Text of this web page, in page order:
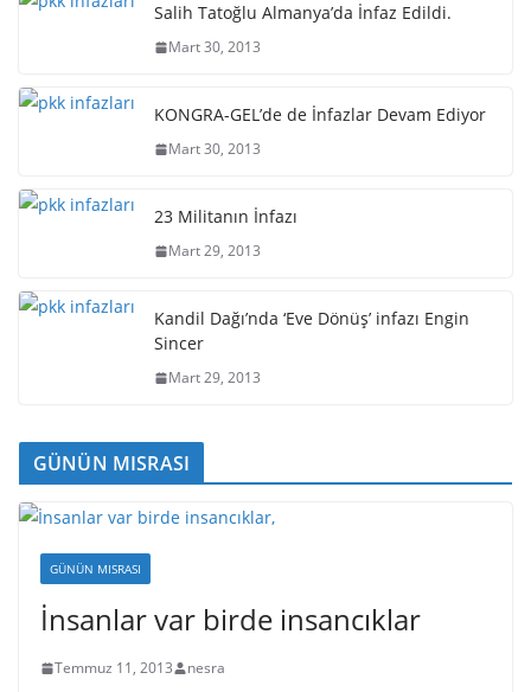
Salih Tatoğlu Almanya’da İnfaz Edildi.
Mart 30, 2013
KONGRA-GEL’de de İnfazlar Devam Ediyor
Mart 30, 2013
23 Militanın İnfazı
Mart 29, 2013
Kandil Dağı’nda ‘Eve Dönüş’ infazı Engin
Sincer
Mart 29, 2013
GÜNÜN MISRASI
GÜNÜN MISRASI
İnsanlar var birde insancıklar
Temmuz 11, 2013 nesra